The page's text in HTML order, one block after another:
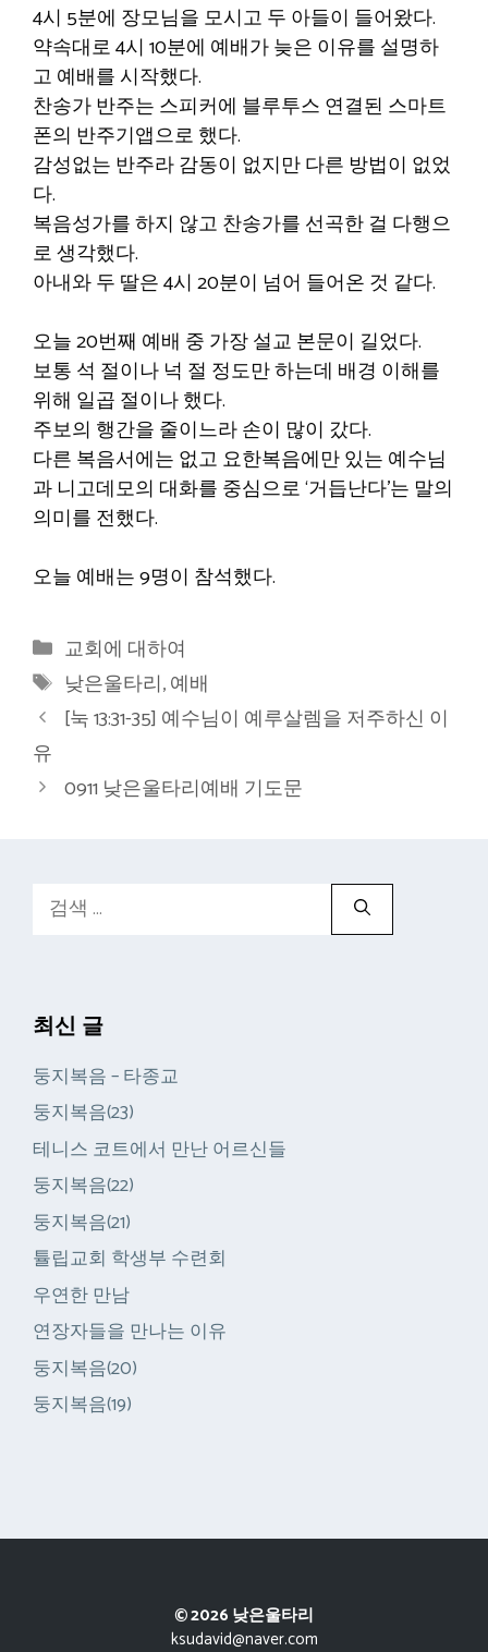
4시 5분에 장모님을 모시고 두 아들이 들어왔다.
약속대로 4시 10분에 예배가 늦은 이유를 설명하
고 예배를 시작했다.
찬송가 반주는 스피커에 블루투스 연결된 스마트
폰의 반주기앱으로 했다.
감성없는 반주라 감동이 없지만 다른 방법이 없었
다.
복음성가를 하지 않고 찬송가를 선곡한 걸 다행으
로 생각했다.
아내와 두 딸은 4시 20분이 넘어 들어온 것 같다.
오늘 20번째 예배 중 가장 설교 본문이 길었다.
보통 석 절이나 넉 절 정도만 하는데 배경 이해를
위해 일곱 절이나 했다.
주보의 행간을 줄이느라 손이 많이 갔다.
다른 복음서에는 없고 요한복음에만 있는 예수님
과 니고데모의 대화를 중심으로 ‘거듭난다’는 말의
의미를 전했다.
오늘 예배는 9명이 참석했다.
카
테
고
리
교회에 대하여
태
그
낮은울타리,예배
[눅 13:31-35] 예수님이 예루살렘을 저주하신 이
유
0911 낮은울타리예배 기도문
색:
최신 글
둥지복음 – 타종교
둥지복음(23)
테니스 코트에서 만난 어르신들
둥지복음(22)
둥지복음(21)
튤립교회 학생부 수련회
우연한 만남
연장자들을 만나는 이유
둥지복음(20)
둥지복음(19)
© 2026 낮은울타리
ksudavid@naver.com